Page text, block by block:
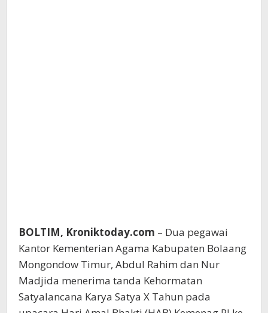
BOLTIM, Kroniktoday.com – Dua pegawai
Kantor Kementerian Agama Kabupaten Bolaang
Mongondow Timur, Abdul Rahim dan Nur
Madjida menerima tanda Kehormatan
Satyalancana Karya Satya X Tahun pada